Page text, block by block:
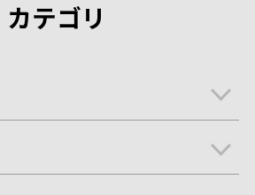
カテゴリ